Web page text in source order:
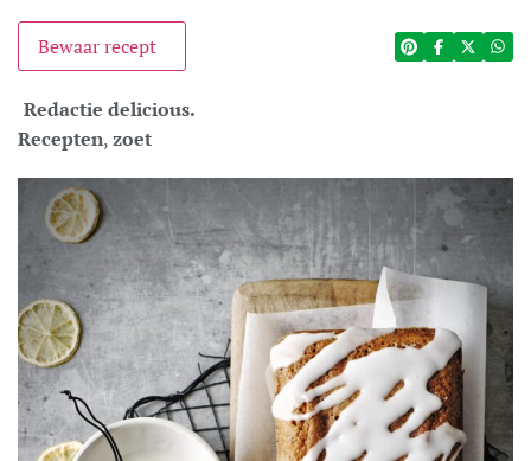
Bewaar recept
Redactie delicious.
Recepten,zoet